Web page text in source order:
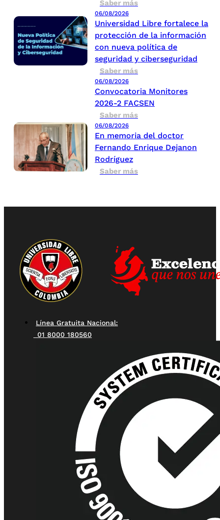
Saber más
06/08/2026
Universidad Libre fortalece la
protección de la información
con nueva política de
seguridad y ciberseguridad
Saber más
06/08/2026
Convocatoria Monitores
2026-2 FACSEN
Saber más
06/08/2026
En memoria del doctor
Fernando Enrique Dejanon
Rodríguez
Saber más
Línea Gratuita Nacional:
01 8000 180560